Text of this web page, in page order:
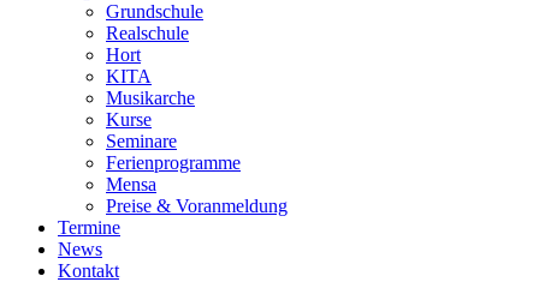
Grundschule
Realschule
Hort
KITA
Musikarche
Kurse
Seminare
Ferienprogramme
Mensa
Preise & Voranmeldung
Termine
News
Kontakt